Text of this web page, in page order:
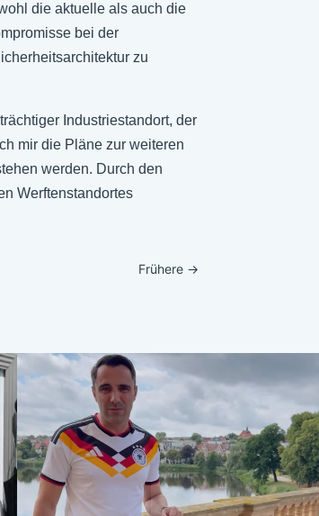
die aktuelle als auch die
bei der
zu
Industriestandort, der
mir die Pläne zur weiteren
werden. Durch den
Werftenstandortes
Frühere→